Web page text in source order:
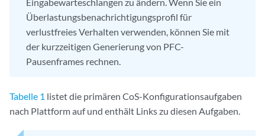
Überlastungsbenachrichtigungsprofil für
verlustfreies Verhalten verwenden, können Sie mit
der kurzzeitigen Generierung von PFC-
Pausenframes rechnen.
Tabelle 1 listet die primären CoS-Konfigurationsaufgaben
nach Plattform auf und enthält Links zu diesen Aufgaben.